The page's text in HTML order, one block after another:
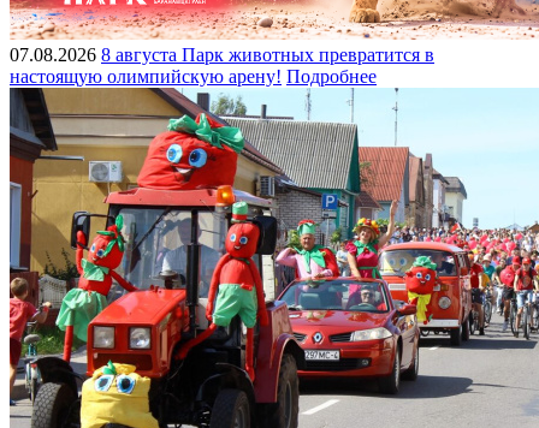
07.08.2026 8 августа Парк животных превратится в
настоящую олимпийскую арену! Подробнее